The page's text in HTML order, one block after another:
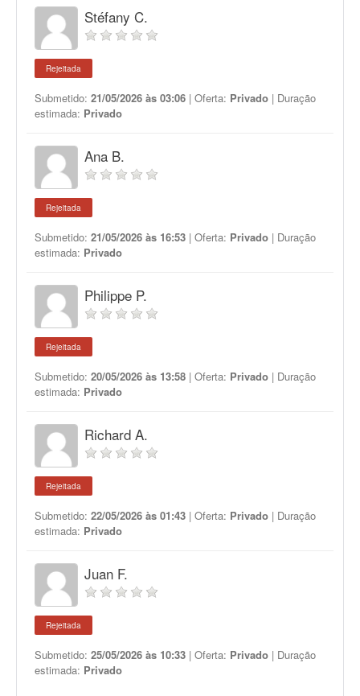
Stéfany C.
Rejeitada
Submetido: 21/05/2026 às 03:06 | Oferta: Privado | Duração
estimada: Privado
Ana B.
Rejeitada
Submetido: 21/05/2026 às 16:53 | Oferta: Privado | Duração
estimada: Privado
Philippe P.
Rejeitada
Submetido: 20/05/2026 às 13:58 | Oferta: Privado | Duração
estimada: Privado
Richard A.
Rejeitada
Submetido: 22/05/2026 às 01:43 | Oferta: Privado | Duração
estimada: Privado
Juan F.
Rejeitada
Submetido: 25/05/2026 às 10:33 | Oferta: Privado | Duração
estimada: Privado